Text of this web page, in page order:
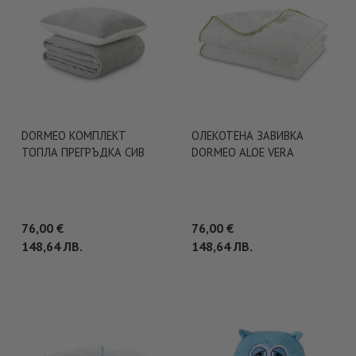
DORMEO КОМПЛЕКТ
ТОПЛА ПРЕГРЪДКА СИВ
76,00 €
148,64ЛВ.
ОЛЕКОТЕНА ЗАВИВКА
DORMEO ALOE VERA
76,00 €
148,64ЛВ.